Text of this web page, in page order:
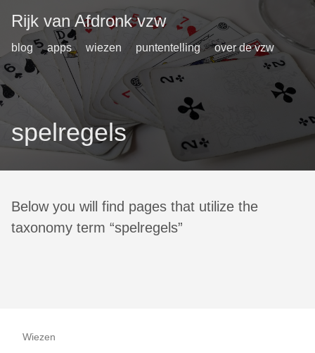
Rijk van Afdronk vzw
blog apps wiezen puntentelling over de vzw
spelregels
Below you will find pages that utilize the
taxonomy term “spelregels”
Wiezen